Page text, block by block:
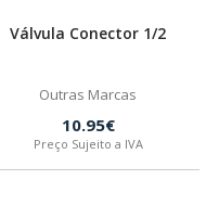
Válvula Conector 1/2
Outras Marcas
10.95€
Preço Sujeito a IVA